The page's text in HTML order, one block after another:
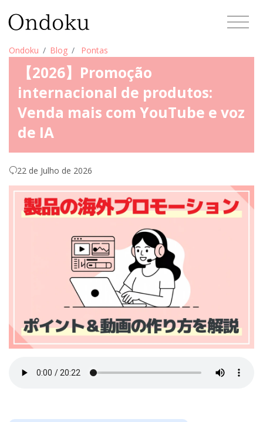
Ondoku Blog Pontas
【2026】Promoção
internacional de produtos:
Venda mais com YouTube e voz
de IA
22 de Julho de 2026